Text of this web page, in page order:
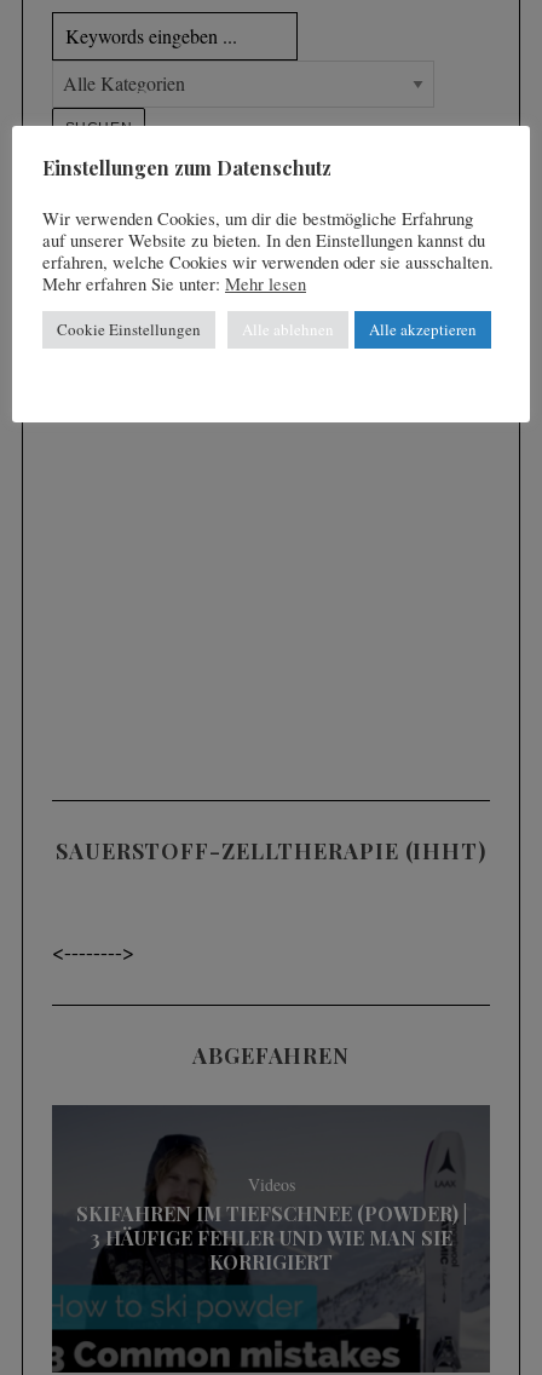
SAUERSTOFF-ZELLTHERAPIE (IHHT)
<-------->
ABGEFAHREN
Videos
SKIFAHREN IM TIEFSCHNEE (POWDER) |
3 HÄUFIGE FEHLER UND WIE MAN SIE
KORRIGIERT
Einstellungen zum Datenschutz
Wir verwenden Cookies, um dir die bestmögliche Erfahrung
auf unserer Website zu bieten. In den Einstellungen kannst du
erfahren, welche Cookies wir verwenden oder sie ausschalten.
Mehr erfahren Sie unter: Mehr lesen
Cookie Einstellungen Alle ablehnen Alle akzeptieren